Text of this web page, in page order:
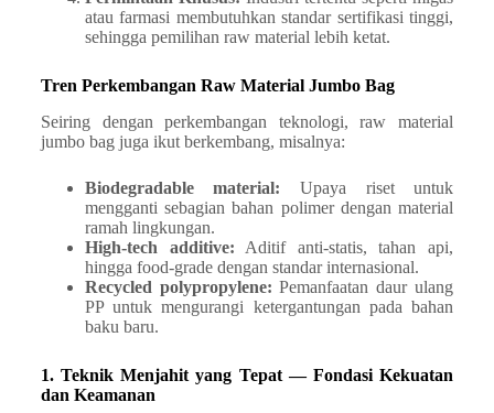
atau farmasi membutuhkan standar sertifikasi tinggi,
sehingga pemilihan raw material lebih ketat.
Tren Perkembangan Raw Material Jumbo Bag
Seiring dengan perkembangan teknologi, raw material
jumbo bag juga ikut berkembang, misalnya:
Biodegradable material: Upaya riset untuk
mengganti sebagian bahan polimer dengan material
ramah lingkungan.
High-tech additive: Aditif anti-statis, tahan api,
hingga food-grade dengan standar internasional.
Recycled polypropylene: Pemanfaatan daur ulang
PP untuk mengurangi ketergantungan pada bahan
baku baru.
1. Teknik Menjahit yang Tepat — Fondasi Kekuatan
dan Keamanan